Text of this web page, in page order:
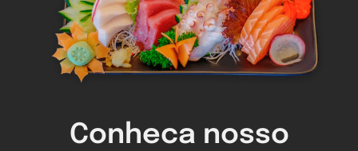
Conheca nosso